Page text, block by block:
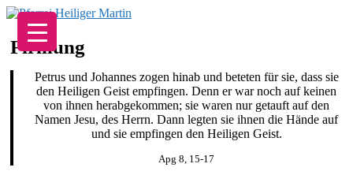
Zum
Inhalt
springen
Firmung
Petrus und Johannes zogen hinab und beteten für sie, dass sie
den Heiligen Geist empfingen. Denn er war noch auf keinen
von ihnen herabgekommen; sie waren nur getauft auf den
Namen Jesu, des Herrn. Dann legten sie ihnen die Hände auf
und sie empfingen den Heiligen Geist.
Apg 8, 15-17